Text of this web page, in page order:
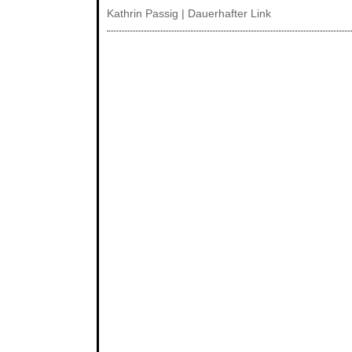
Kathrin Passig Dauerhafter Link